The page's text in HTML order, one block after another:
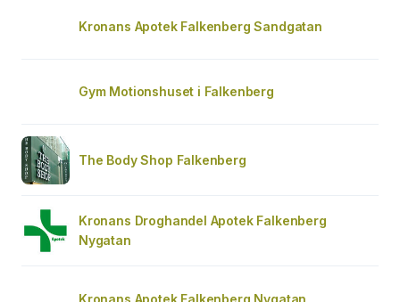
Kronans Apotek Falkenberg Sandgatan
Gym Motionshuset i Falkenberg
The Body Shop Falkenberg
Kronans Droghandel Apotek Falkenberg
Nygatan
Kronans Apotek Falkenberg Nygatan